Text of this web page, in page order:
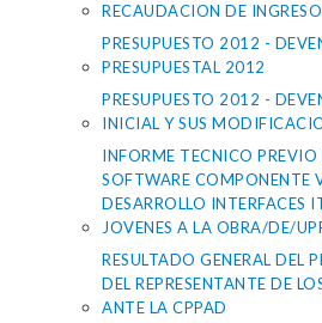
RECAUDACION DE
PRESUPUESTO 2012 -
PRESUPUESTAL 2012
PRESUPUESTO 2012 -
INICIAL Y SUS
INFORME TECNICO
SOFTWARE COMPONENTE
DESARROLLO INTERFACES
JOVENES A LA OBRA/DE/
RESULTADO GENERAL DEL
DEL REPRESENTANTE DE
ANTE LA CPPAD